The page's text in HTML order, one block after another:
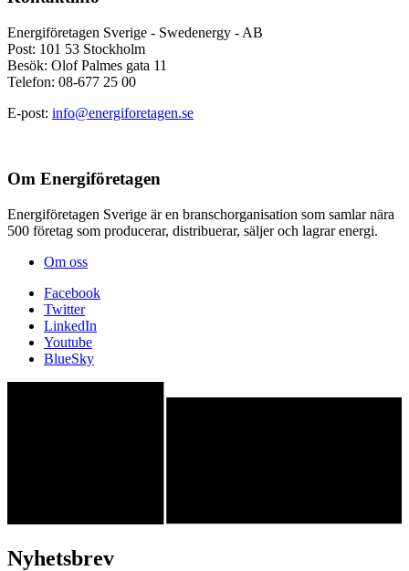
Energiföretagen Sverige - Swedenergy - AB
Post: 101 53 Stockholm
Besök: Olof Palmes gata 11
Telefon: 08-677 25 00
E-post: info@energiforetagen.se
Om Energiföretagen
Energiföretagen Sverige är en branschorganisation som samlar nära
500 företag som producerar, distribuerar, säljer och lagrar energi.
Om oss
Facebook
Twitter
LinkedIn
Youtube
BlueSky
Nyhetsbrev